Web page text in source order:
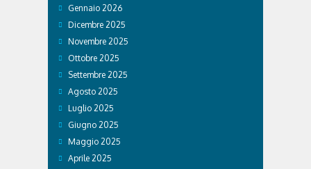
Gennaio 2026
Dicembre 2025
Novembre 2025
Ottobre 2025
Settembre 2025
Agosto 2025
Luglio 2025
Giugno 2025
Maggio 2025
Aprile 2025